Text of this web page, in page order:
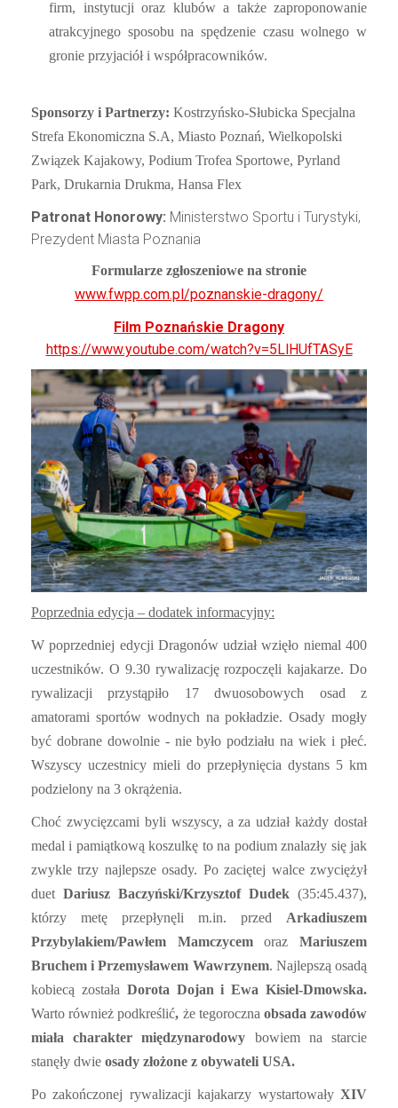
firm, instytucji oraz klubów a także zaproponowanie
atrakcyjnego sposobu na spędzenie czasu wolnego w
gronie przyjaciół i współpracowników.
Sponsorzy i Partnerzy: Kostrzyńsko-Słubicka Specjalna
Strefa Ekonomiczna S.A, Miasto Poznań, Wielkopolski
Związek Kajakowy, Podium Trofea Sportowe, Pyrland
Park, Drukarnia Drukma, Hansa Flex
Patronat Honorowy: Ministerstwo Sportu i Turystyki,
Prezydent Miasta Poznania
Formularze zgłoszeniowe na stronie
www.fwpp.com.pl/poznanskie-dragony/
Film Poznańskie Dragony
https://www.youtube.com/watch?v=5LlHUfTASyE
Poprzednia edycja – dodatek informacyjny:
W poprzedniej edycji Dragonów udział wzięło niemal 400
uczestników. O 9.30 rywalizację rozpoczęli kajakarze. Do
rywalizacji przystąpiło 17 dwuosobowych osad z
amatorami sportów wodnych na pokładzie. Osady mogły
być dobrane dowolnie - nie było podziału na wiek i płeć.
Wszyscy uczestnicy mieli do przepłynięcia dystans 5 km
podzielony na 3 okrążenia.
Choć zwycięzcami byli wszyscy, a za udział każdy dostał
medal i pamiątkową koszulkę to na podium znalazły się jak
zwykle trzy najlepsze osady. Po zaciętej walce zwyciężył
duet Dariusz Baczyński/Krzysztof Dudek (35:45.437),
którzy metę przepłynęli m.in. przed Arkadiuszem
Przybylakiem/Pawłem MamczycemorazMariuszem
Bruchem i Przemysławem Wawrzynem. Najlepszą osadą
kobiecą została Dorota Dojan i Ewa Kisiel-Dmowska.
Warto również podkreślić, że tegorocznaobsada zawodów
miała charakter międzynarodowy bowiem na starcie
stanęły dwie osady złożone z obywateli USA.
Po zakończonej rywalizacji kajakarzy wystartowały XIV